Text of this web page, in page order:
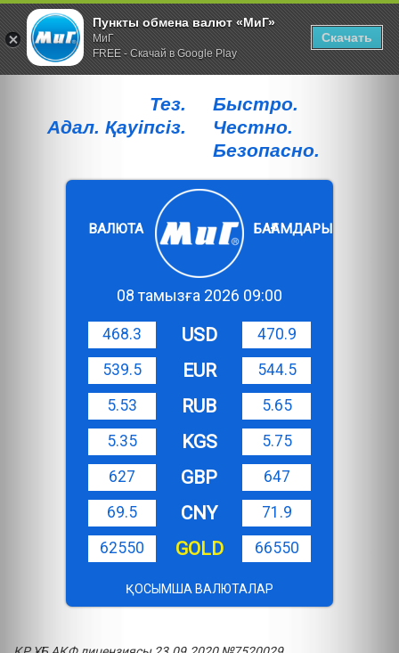
Тез.
Адал. Қауiпсiз.
Быстро.
Честно.
Безопасно.
ВАЛЮТА БАҒАМДАРЫ
08 тамызға 2026 09:00
468.3 USD
470.9
539.5
EUR
544.5
5.53
RUB
5.65
5.35
KGS
5.75
627
GBP
647
69.5
CNY
71.9
62550
GOLD 66550
ҚОСЫМША ВАЛЮТАЛАР
Пункты обмена валют «МиГ»
МиГ
FREE - Скачай в Google Play
Скачать